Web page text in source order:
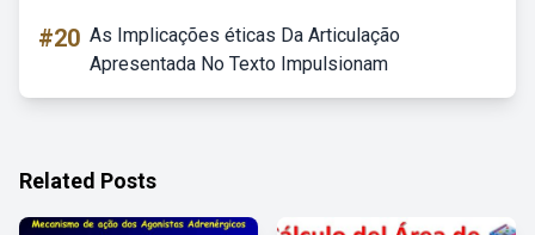
#20 As Implicações éticas Da Articulação
Apresentada No Texto Impulsionam
Related Posts